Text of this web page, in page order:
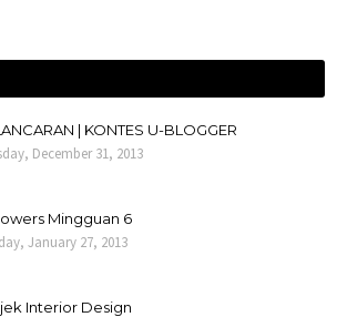
| KONTES U-BLOGGER
December 31, 2013
Mingguan 6
January 27, 2013
Interior Design